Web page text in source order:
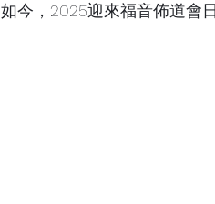
如今，2025迎來福音佈道會